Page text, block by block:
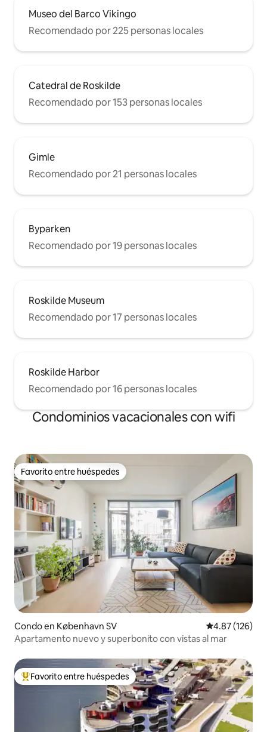
Museo del Barco Vikingo
Recomendado por 225 personas locales
Catedral de Roskilde
Recomendado por 153 personas locales
Gimle
Recomendado por 21 personas locales
Byparken
Recomendado por 19 personas locales
Roskilde Museum
Recomendado por 17 personas locales
Roskilde Harbor
Recomendado por 16 personas locales
Condominios vacacionales con wifi
Favorito entre huéspedes
Favorito entre huéspedes
Condo en København SV Calificación
4.87 (126)
Apartamento nuevo y superbonito con vistas al mar
Favorito entre huéspedes preferido
Favorito entre huéspedes